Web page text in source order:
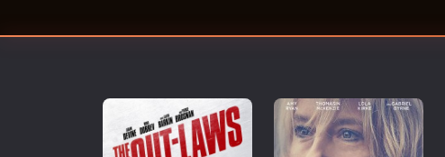
Βιογραφίες
Δράσης
Ελληνικός Κινηματογράφος